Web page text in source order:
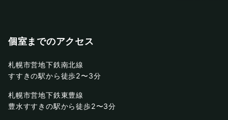
個室までのアクセス
札幌市営地下鉄南北線
すすきの駅から徒歩2〜3分
札幌市営地下鉄東豊線
豊水すすきの駅から徒歩2〜3分